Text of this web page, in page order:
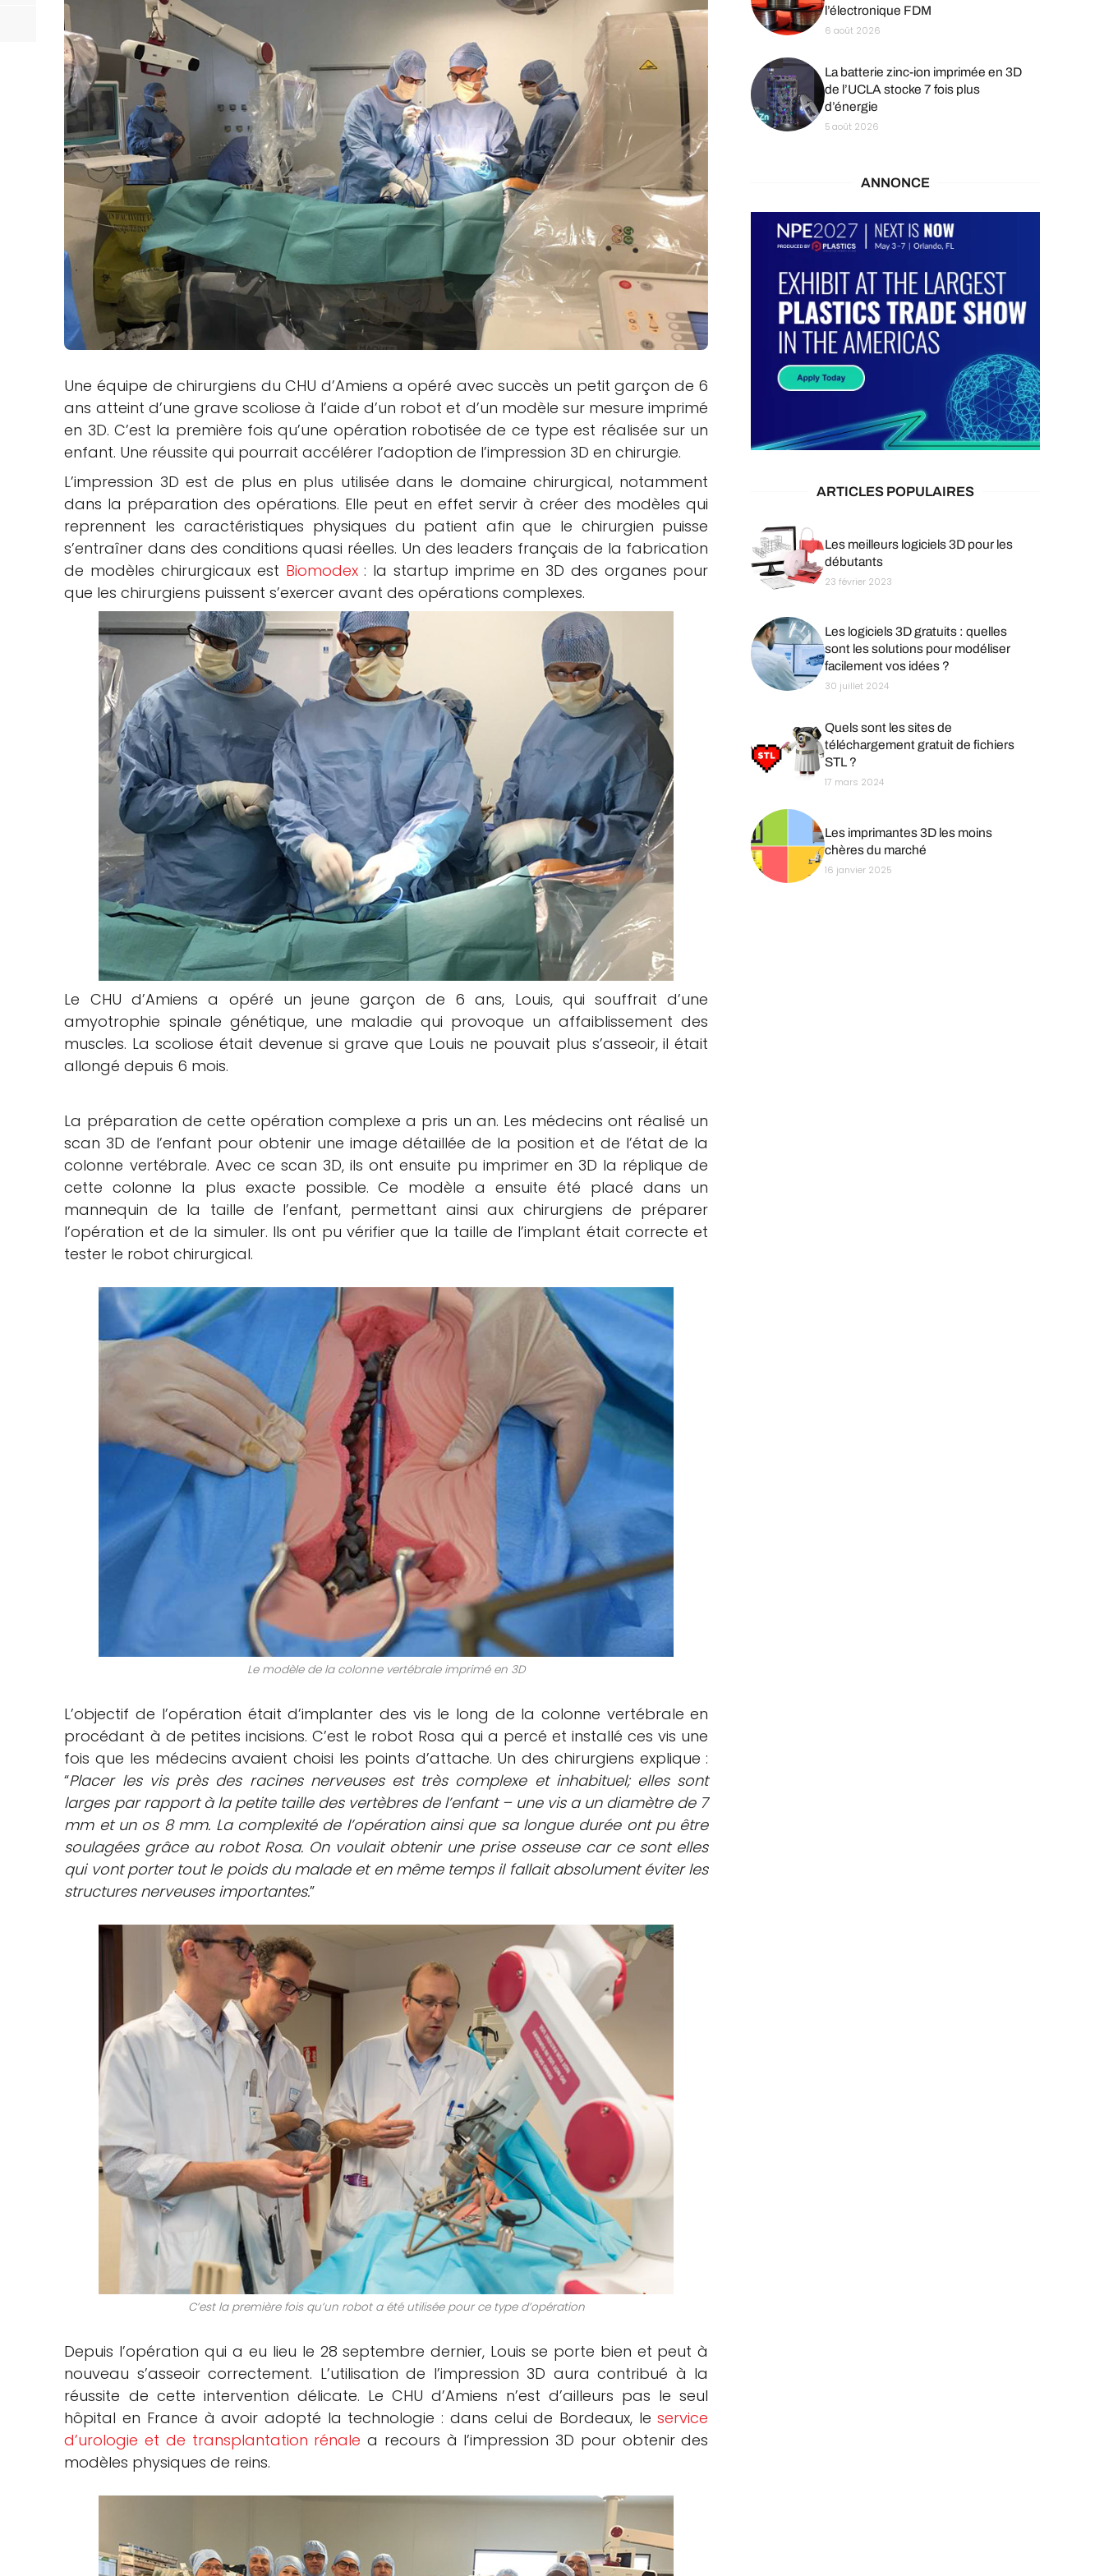
Scanners 3D
Vidéos
Une équipe de chirurgiens du CHU d’Amiens a opéré avec succès un petit garçon de 6
ans atteint d’une grave scoliose à l’aide d’un robot et d’un modèle sur mesure imprimé
en 3D. C’est la première fois qu’une opération robotisée de ce type est réalisée sur un
enfant. Une réussite qui pourrait accélérer l’adoption de l’impression 3D en chirurgie.
L’impression 3D est de plus en plus utilisée dans le domaine chirurgical, notamment
dans la préparation des opérations. Elle peut en effet servir à créer des modèles qui
reprennent les caractéristiques physiques du patient afin que le chirurgien puisse
s’entraîner dans des conditions quasi réelles. Un des leaders français de la fabrication
de modèles chirurgicaux est Biomodex: la startup imprime en 3D des organes pour
que les chirurgiens puissent s’exercer avant des opérations complexes.
Le CHU d’Amiens a opéré un jeune garçon de 6 ans, Louis, qui souffrait d’une
amyotrophie spinale génétique, une maladie qui provoque un affaiblissement des
muscles. La scoliose était devenue si grave que Louis ne pouvait plus s’asseoir, il était
allongé depuis 6 mois.
La préparation de cette opération complexe a pris un an. Les médecins ont réalisé un
scan 3D de l’enfant pour obtenir une image détaillée de la position et de l’état de la
colonne vertébrale. Avec ce scan 3D, ils ont ensuite pu imprimer en 3D la réplique de
cette colonne la plus exacte possible. Ce modèle a ensuite été placé dans un
mannequin de la taille de l’enfant, permettant ainsi aux chirurgiens de préparer
l’opération et de la simuler. Ils ont pu vérifier que la taille de l’implant était correcte et
tester le robot chirurgical.
Le modèle de la colonne vertébrale imprimé en 3D
L’objectif de l’opération était d’implanter des vis le long de la colonne vertébrale en
procédant à de petites incisions. C’est le robot Rosa qui a percé et installé ces vis une
fois que les médecins avaient choisi les points d’attache. Un des chirurgiens explique :
“Placer les vis près des racines nerveuses est très complexe et inhabituel; elles sont
larges par rapport à la petite taille des vertèbres de l’enfant – une vis a un diamètre de 7
mm et un os 8 mm. La complexité de l’opération ainsi que sa longue durée ont pu être
soulagées grâce au robot Rosa. On voulait obtenir une prise osseuse car ce sont elles
qui vont porter tout le poids du malade et en même temps il fallait absolument éviter les
structures nerveuses importantes.”
C’est la première fois qu’un robot a été utilisée pour ce type d’opération
Depuis l’opération qui a eu lieu le 28 septembre dernier, Louis se porte bien et peut à
nouveau s’asseoir correctement. L’utilisation de l’impression 3D aura contribué à la
réussite de cette intervention délicate. Le CHU d’Amiens n’est d’ailleurs pas le seul
hôpital en France à avoir adopté la technologie : dans celui de Bordeaux, leservice
d’urologie et de transplantation rénale a recours à l’impression 3D pour obtenir des
modèles physiques de reins.
l’électronique FDM
6 août 2026
La batterie zinc-ion imprimée en 3D
de l’UCLA stocke 7 fois plus
d’énergie
5 août 2026
ANNONCE
ARTICLES POPULAIRES
Les meilleurs logiciels 3D pour les
débutants
23 février 2023
Les logiciels 3D gratuits : quelles
sont les solutions pour modéliser
facilement vos idées ?
30 juillet 2024
Quels sont les sites de
téléchargement gratuit de fichiers
STL ?
17 mars 2024
Les imprimantes 3D les moins
chères du marché
16 janvier 2025